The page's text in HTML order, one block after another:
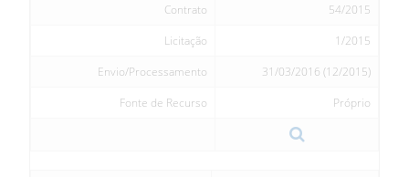
Contrato
54/2015
Licitação
1/2015
Envio/Processamento
31/03/2016 (12/2015)
Fonte de Recurso
Próprio